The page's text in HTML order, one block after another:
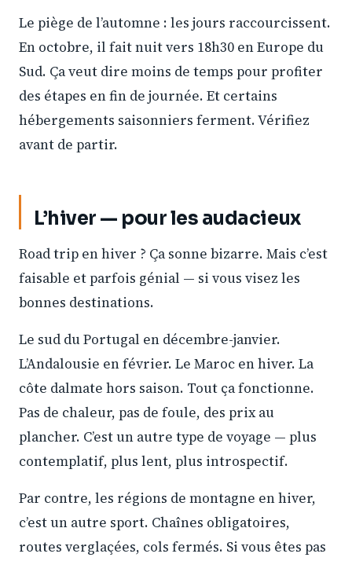
Le piège de l’automne : les jours raccourcissent.
En octobre, il fait nuit vers 18h30 en Europe du
Sud. Ça veut dire moins de temps pour profiter
des étapes en fin de journée. Et certains
hébergements saisonniers ferment. Vérifiez
avant de partir.
L’hiver — pour les audacieux
Road trip en hiver ? Ça sonne bizarre. Mais c’est
faisable et parfois génial — si vous visez les
bonnes destinations.
Le sud du Portugal en décembre-janvier.
L’Andalousie en février. Le Maroc en hiver. La
côte dalmate hors saison. Tout ça fonctionne.
Pas de chaleur, pas de foule, des prix au
plancher. C’est un autre type de voyage — plus
contemplatif, plus lent, plus introspectif.
Par contre, les régions de montagne en hiver,
c’est un autre sport. Chaînes obligatoires,
routes verglaçées, cols fermés. Si vous êtes pas